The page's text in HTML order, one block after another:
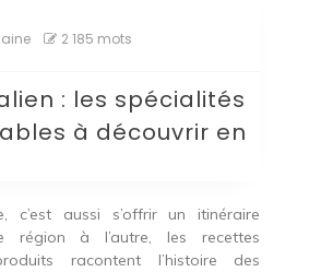
2 185 mots
: les spécialités
à découvrir en
c’est aussi s’offrir un itinéraire
région à l’autre, les recettes
racontent l’histoire des